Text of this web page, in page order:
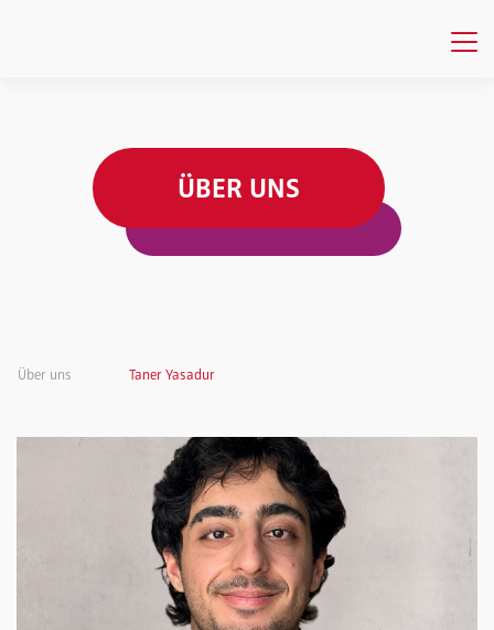
ÜBER UNS
Über uns Taner Yasadur